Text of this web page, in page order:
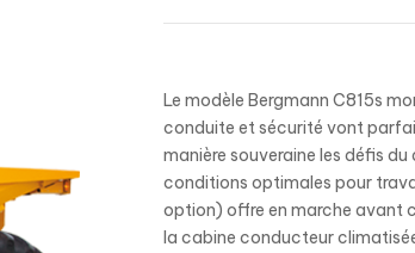
Le modèle Bergmann C815s
conduite et sécurité vont
manière souveraine les défis
conditions optimales pour
option) offre en marche avant
la cabine conducteur